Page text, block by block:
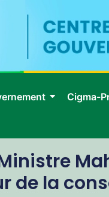
Cigma-
de la